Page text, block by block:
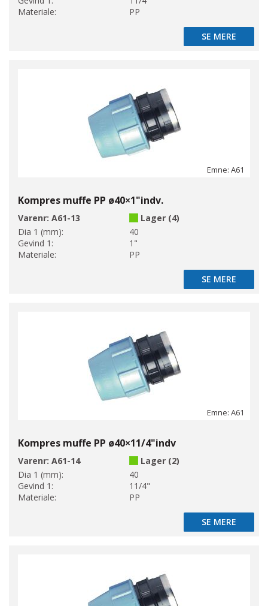
Materiale:
PP
SE MERE
SE MERE
Emne: A61
Kompres muffe PP ø40×1"indv.
Varenr: A61-13
Lager (4)
Dia 1 (mm):
40
Gevind 1:
1"
Materiale:
PP
SE MERE
SE MERE
Emne: A61
Kompres muffe PP ø40×11/4"indv
Varenr: A61-14
Lager (2)
Dia 1 (mm):
40
Gevind 1:
11/4"
Materiale:
PP
SE MERE
SE MERE